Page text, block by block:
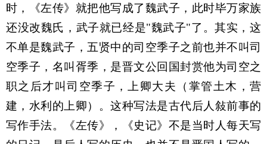
时，《左传》就把他写成了魏武子，此时毕万家族
还没改魏氏，武子就已经是"魏武子"了。其实，这
不单是魏武子，五贤中的司空季子之前也并不叫司
空季子，名叫胥季，是晋文公回国封赏他为司空之
职之后才叫司空季子，上卿大夫（掌管土木，营
建，水利的上卿）。这种写法是古代后人敍前事的
写作手法。《左传》，《史记》不是当时人每天写